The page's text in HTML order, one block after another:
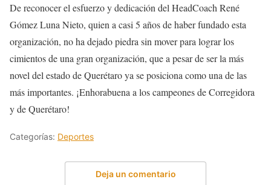
De reconocer el esfuerzo y dedicación del HeadCoach René
Gómez Luna Nieto, quien a casi 5 años de haber fundado esta
organización, no ha dejado piedra sin mover para lograr los
cimientos de una gran organización, que a pesar de ser la más
novel del estado de Querétaro ya se posiciona como una de las
más importantes. ¡Enhorabuena a los campeones de Corregidora
y de Querétaro!
Categorías: Deportes
Deja un comentario